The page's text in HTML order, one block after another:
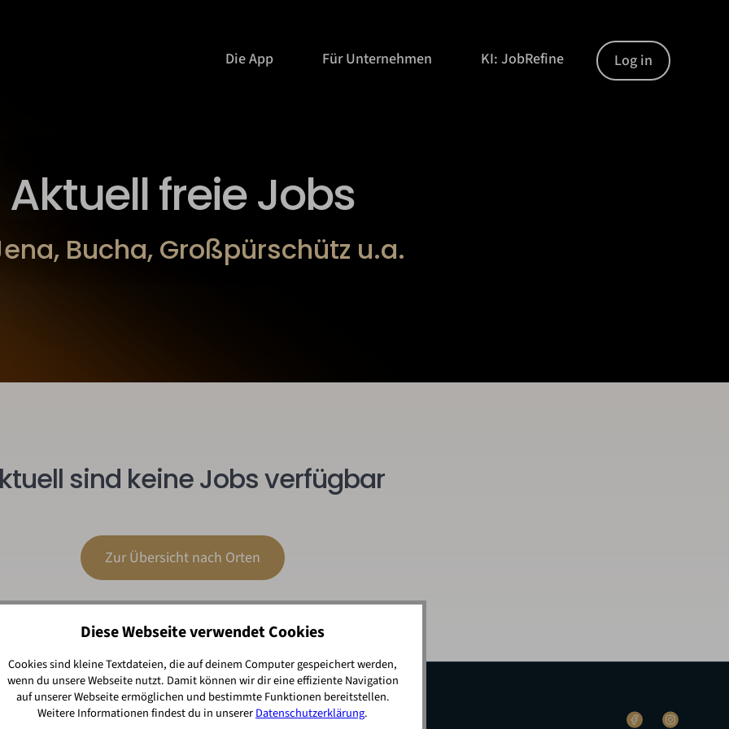
Die App Für Unternehmen KI: JobRefine Log in
Aktuell freie Jobs
Bucha, Großpürschütz u.a.
sind keine Jobs verfügbar
Zur Übersicht nach Orten
Diese Webseite verwendet Cookies
Cookies sind kleine Textdateien, die auf deinem Computer gespeichert werden,
wenn du unsere Webseite nutzt. Damit können wir dir eine effiziente Navigation
auf unserer Webseite ermöglichen und bestimmte Funktionen bereitstellen.
Weitere Informationen findest du in unsererDatenschutzerklärung.